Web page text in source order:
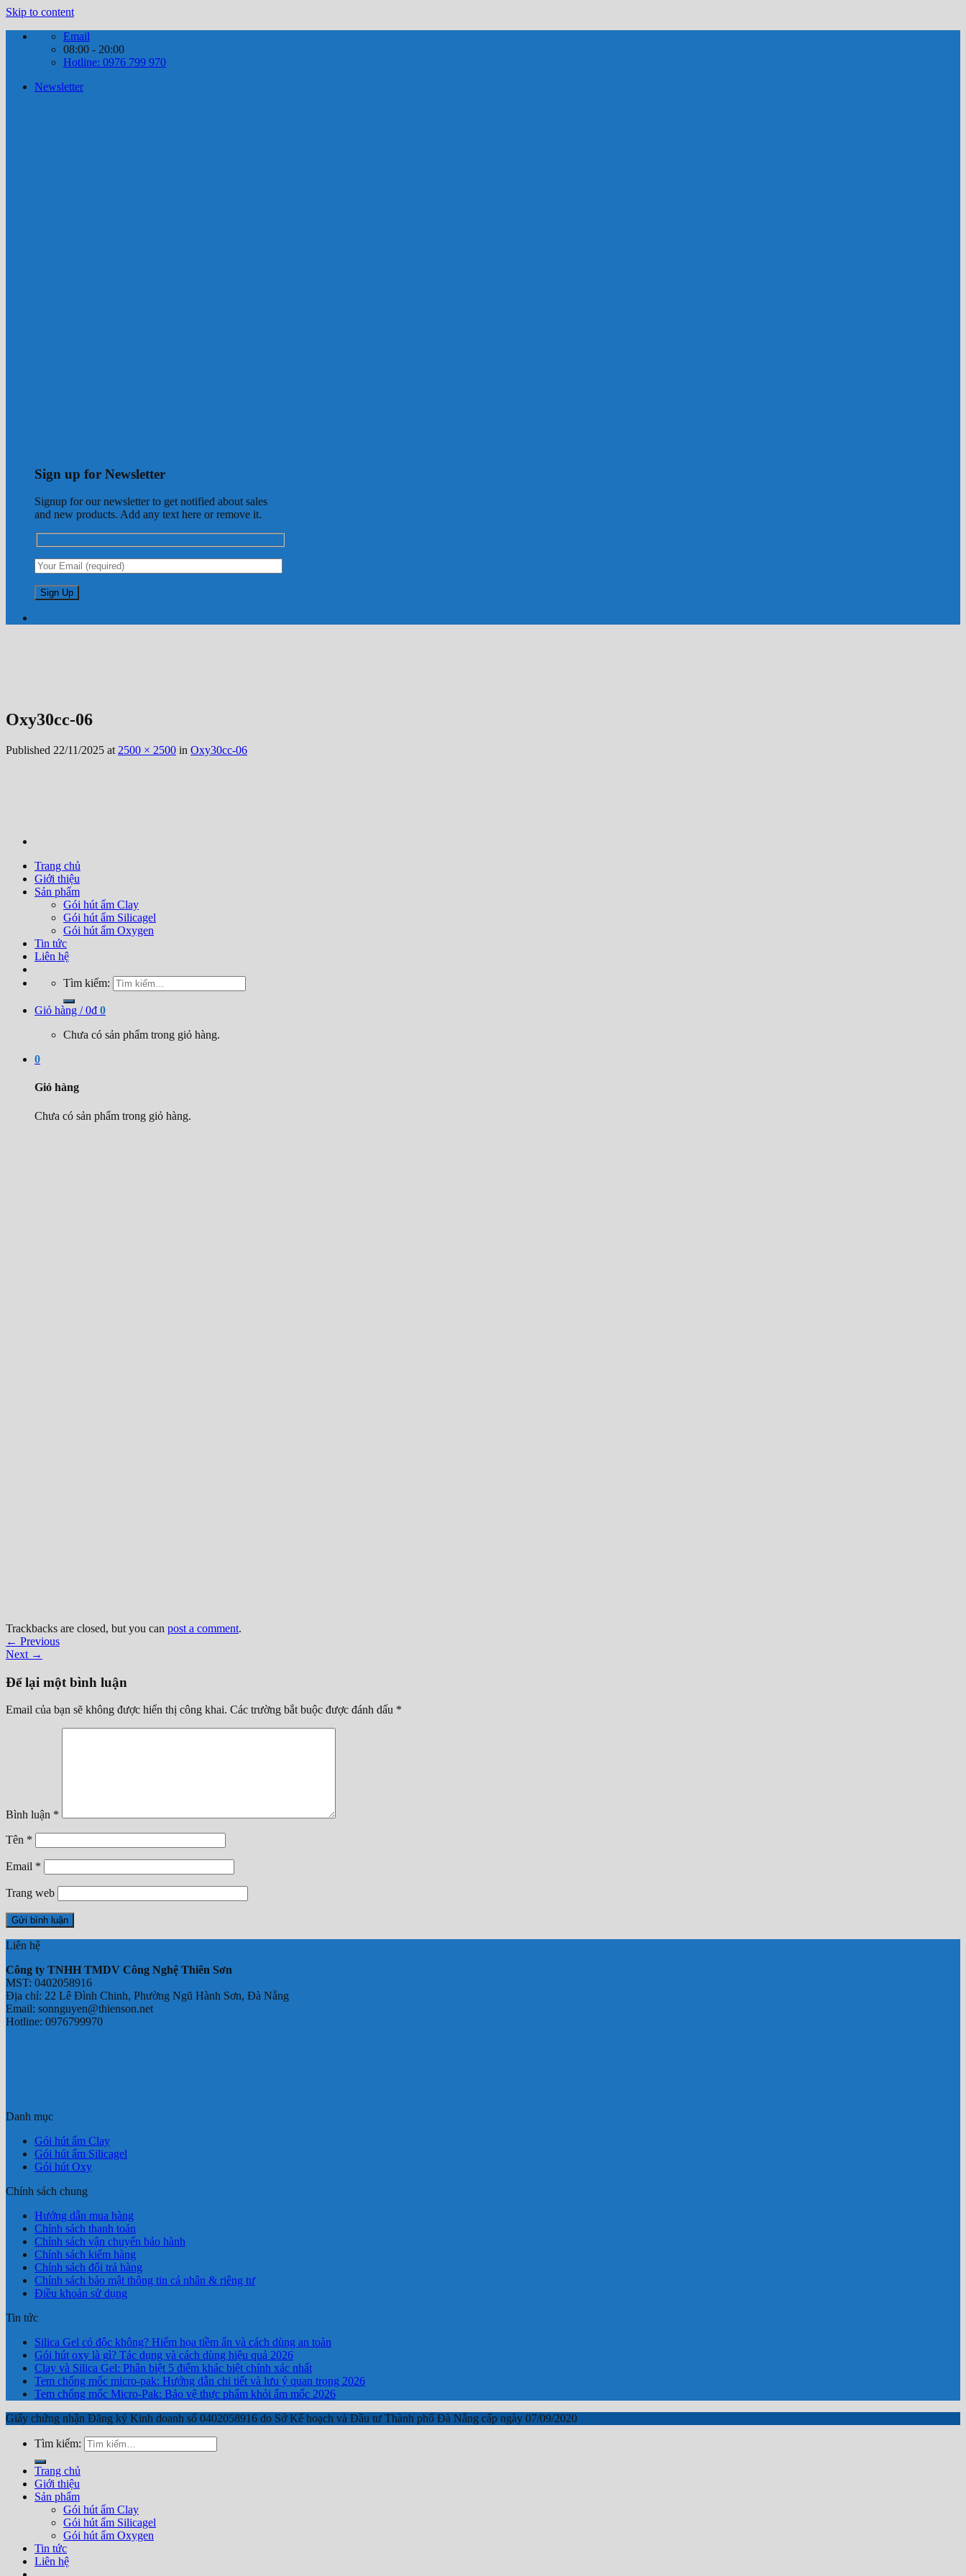
Skip to content
Email
08:00 - 20:00
Hotline: 0976 799 970
Newsletter
Sign up for Newsletter
Signup for our newsletter to get notified about sales
and new products. Add any text here or remove it.
Trang chủ
Giới thiệu
Sản phẩm
Gói hút ẩm Clay
Gói hút ẩm Silicagel
Gói hút ẩm Oxygen
Tin tức
Liên hệ
Tìm kiếm:
Giỏ hàng /0₫ 0
Chưa có sản phẩm trong giỏ hàng.
0
Giỏ hàng
Chưa có sản phẩm trong giỏ hàng.
Oxy30cc-06
Published 22/11/2025 at 2500 × 2500 in Oxy30cc-06
Trackbacks are closed, but you can post a comment.
← Previous
Next →
Để lại một bình luận
Email của bạn sẽ không được hiển thị công khai. Các trường bắt buộc được đánh dấu *
Bình luận *
Tên *
Email *
Trang web
Liên hệ
Công ty TNHH TMDV Công Nghệ Thiên Sơn
MST: 0402058916
Địa chỉ: 22 Lê Đình Chinh, Phường Ngũ Hành Sơn, Đà Nẵng
Email: sonnguyen@thienson.net
Hotline: 0976799970
Danh mục
Gói hút ẩm Clay
Gói hút ẩm Silicagel
Gói hút Oxy
Chính sách chung
Hướng dẫn mua hàng
Chính sách thanh toán
Chính sách vận chuyển bảo hành
Chính sách kiểm hàng
Chính sách đổi trả hàng
Chính sách bảo mật thông tin cá nhân & riêng tư
Điều khoản sử dụng
Tin tức
Silica Gel có độc không? Hiểm họa tiềm ẩn và cách dùng an toàn
Gói hút oxy là gì? Tác dụng và cách dùng hiệu quả 2026
Clay và Silica Gel: Phân biệt 5 điểm khác biệt chính xác nhất
Tem chống mốc micro-pak: Hướng dẫn chi tiết và lưu ý quan trọng 2026
Tem chống mốc Micro-Pak: Bảo vệ thực phẩm khỏi ẩm mốc 2026
Giấy chứng nhận Đăng ký Kinh doanh số 0402058916 do Sở Kế hoạch và Đầu tư Thành phố Đà Nẵng cấp ngày 07/09/2020
Tìm kiếm:
Trang chủ
Giới thiệu
Sản phẩm
Gói hút ẩm Clay
Gói hút ẩm Silicagel
Gói hút ẩm Oxygen
Tin tức
Liên hệ